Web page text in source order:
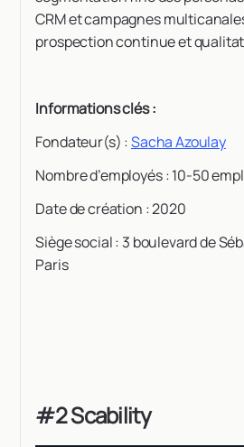
CRM et campagnes
prospection continue et
Informations clés :
Fondateur(s) :Sacha Azoulay
Nombre d’employés : 10-50
Date de création : 2020
Siège social : 3 boulevard de
Paris
#2 Scability